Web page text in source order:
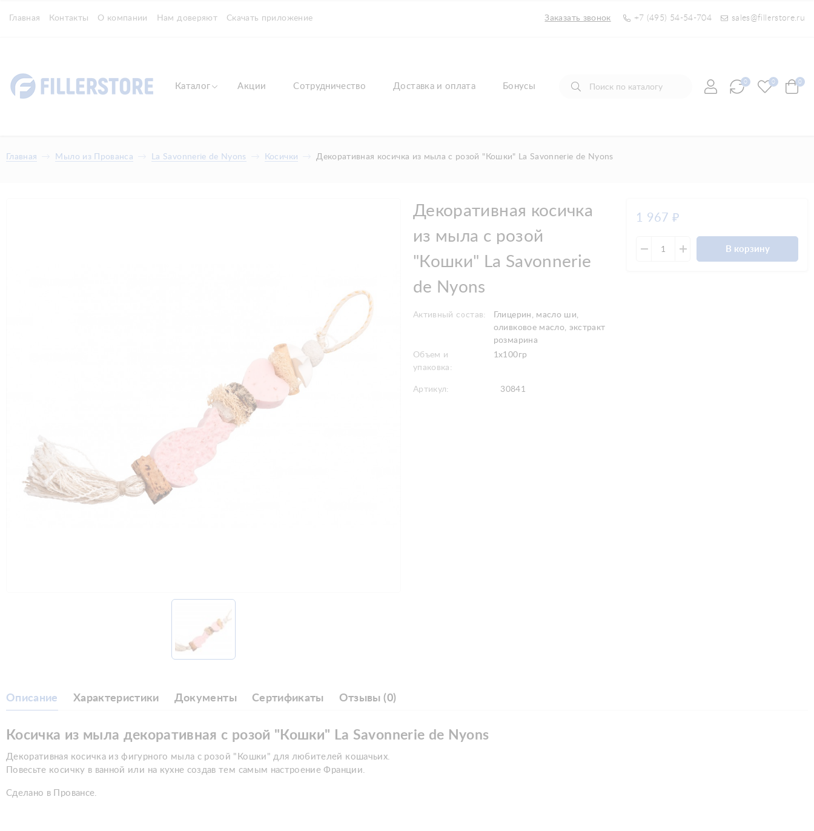
Главная Контакты О компании Нам доверяют Скачать приложение Заказать звонок +7 (495) 54-54-704 sales@fillerstore.ru
Каталог Акции Сотрудничество Доставка и оплата Бонусы 0 0 0
Главная Мыло из Прованса La Savonnerie de Nyons Косички Декоративная косичка из мыла с розой "Кошки" La Savonnerie de Nyons
Декоративная косичка
из мыла с розой
"Кошки" La Savonnerie
de Nyons
Активный состав:
Глицерин, масло ши,
оливковое масло, экстракт
розмарина
Объем и
упаковка:
1x100гр
Артикул: 30841
1 967₽
В корзину
Описание Характеристики Документы Сертификаты Отзывы (0)
Косичка из мыла декоративная с розой "Кошки" La Savonnerie de Nyons
Декоративная косичка из фигурного мыла с розой "Кошки" для любителей кошачьих.
Повесьте косичку в ванной или на кухне создав тем самым настроение Франции.
Сделано в Провансе.